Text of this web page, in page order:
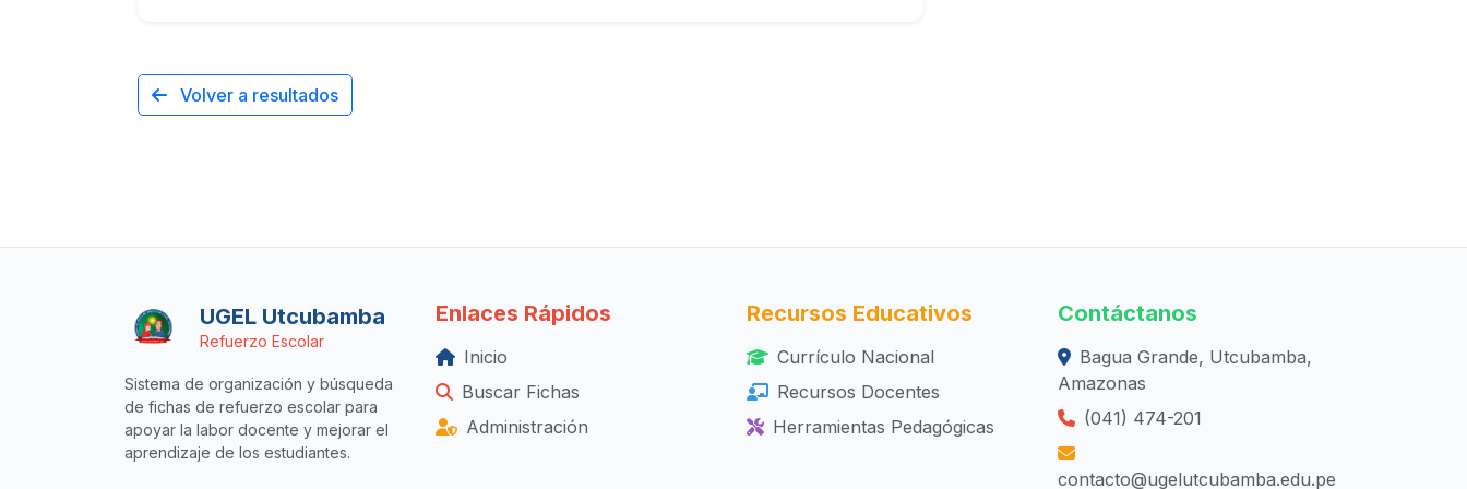
Volver a resultados
UGEL Utcubamba
Refuerzo Escolar
Sistema de organización y búsqueda
de fichas de refuerzo escolar para
apoyar la labor docente y mejorar el
aprendizaje de los estudiantes.
Enlaces Rápidos
Inicio
Buscar Fichas
Administración
Recursos Educativos
Currículo Nacional
Recursos Docentes
Herramientas Pedagógicas
Contáctanos
Bagua Grande, Utcubamba,
Amazonas
(041) 474-201
contacto@ugelutcubamba.edu.pe